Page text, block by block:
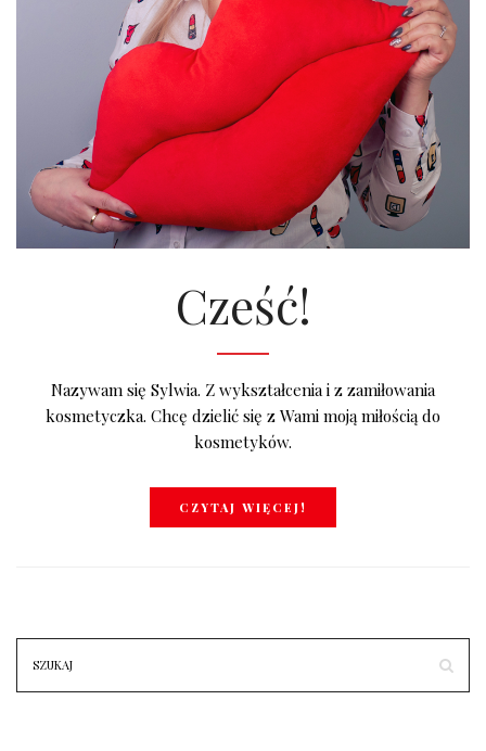
Cześć!
Nazywam się Sylwia. Z wykształcenia i z zamiłowania
kosmetyczka. Chcę dzielić się z Wami moją miłością do
kosmetyków.
CZYTAJ WIĘCEJ!